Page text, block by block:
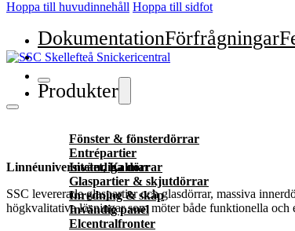
Hoppa till huvudinnehåll Hoppa till sidfot
DokumentationFörfrågningar
Produkter
Fönster & fönsterdörrar
Entrépartier
Invändiga dörrar
Glaspartier & skjutdörrar
Inredning & skåp
Invändig panel
Elcentralfronter
Linnéuniversitetet, Kalmar
SSC levererade glaspartier och glasdörrar, massiva
högkvalitativa lösningar som möter både funktionella och